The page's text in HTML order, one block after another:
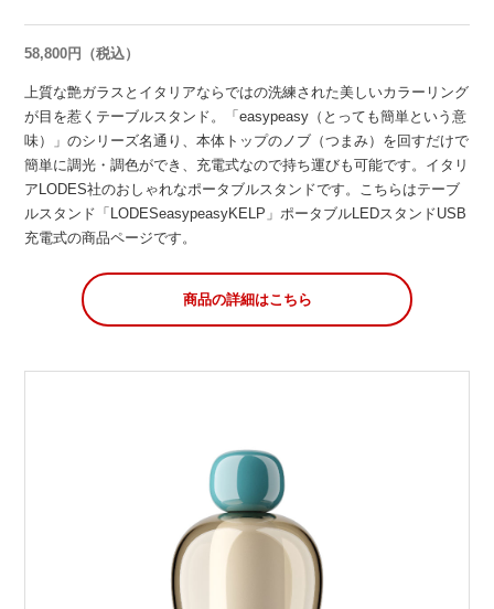
58,800円（税込）
上質な艶ガラスとイタリアならではの洗練された美しいカラーリング
が目を惹くテーブルスタンド。「easypeasy（とっても簡単という意
味）」のシリーズ名通り、本体トップのノブ（つまみ）を回すだけで
簡単に調光・調色ができ、充電式なので持ち運びも可能です。イタリ
アLODES社のおしゃれなポータブルスタンドです。こちらはテーブ
ルスタンド「LODESeasypeasyKELP」ポータブルLEDスタンドUSB
充電式の商品ページです。
商品の詳細はこちら